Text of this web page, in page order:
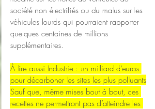
société non électrifiés ou du malus sur les
véhicules lourds qui pourraient rapporter
quelques centaines de millions
supplémentaires.
À lire aussi Industrie : un milliard d’euros
pour décarboner les sites les plus polluants
Sauf que, même mises bout à bout, ces
recettes ne permettront pas d’atteindre les